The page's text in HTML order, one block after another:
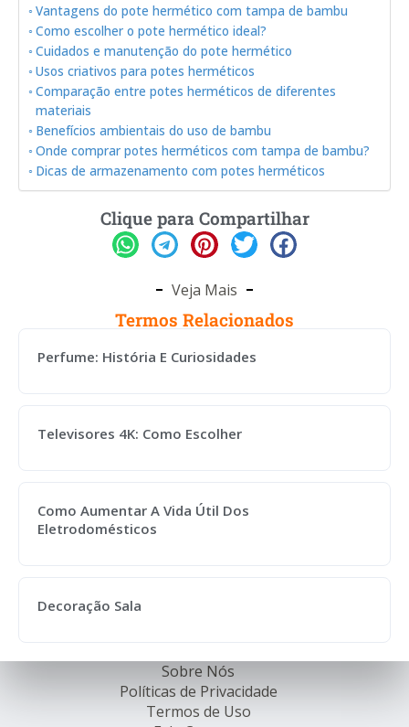
Vantagens do pote hermético com tampa de bambu
Como escolher o pote hermético ideal?
Cuidados e manutenção do pote hermético
Usos criativos para potes herméticos
Comparação entre potes herméticos de diferentes
materiais
Benefícios ambientais do uso de bambu
Onde comprar potes herméticos com tampa de bambu?
Dicas de armazenamento com potes herméticos
Clique para Compartilhar
Veja Mais
Termos Relacionados
Perfume: História E Curiosidades
Televisores 4K: Como Escolher
Como Aumentar A Vida Útil Dos
Eletrodomésticos
Decoração Sala
Sobre Nós
Políticas de Privacidade
Termos de Uso